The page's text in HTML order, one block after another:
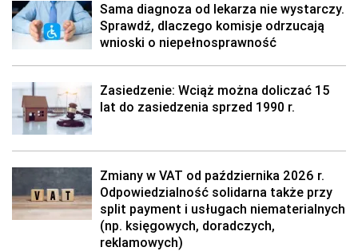
Sama diagnoza od lekarza nie wystarczy.
Sprawdź, dlaczego komisje odrzucają
wnioski o niepełnosprawność
Zasiedzenie: Wciąż można doliczać 15
lat do zasiedzenia sprzed 1990 r.
Zmiany w VAT od października 2026 r.
Odpowiedzialność solidarna także przy
split payment i usługach niematerialnych
(np. księgowych, doradczych,
reklamowych)